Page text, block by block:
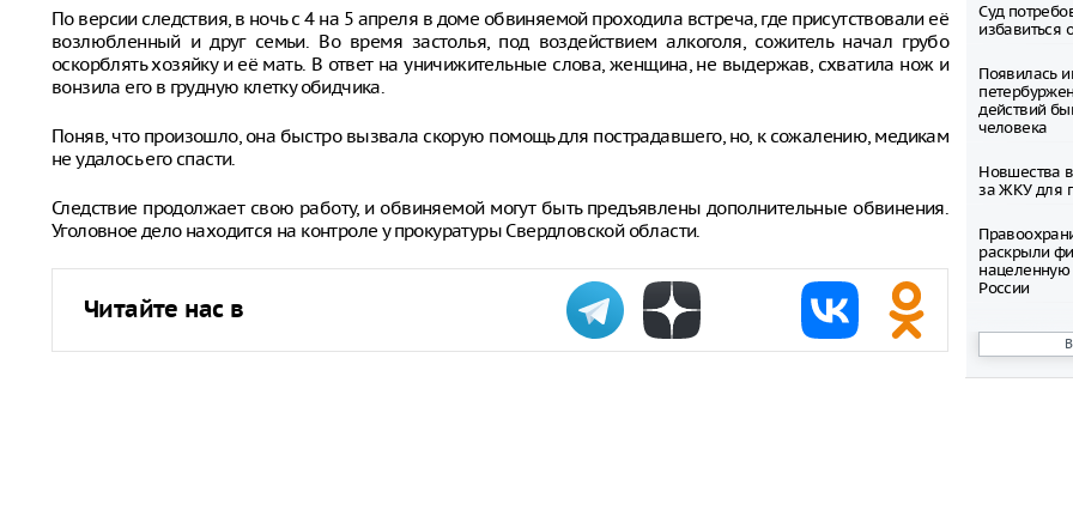
По версии следствия, в ночь с 4 на 5 апреля в доме обвиняемой проходила встреча, где присутствовали её
возлюбленный и друг семьи. Во время застолья, под воздействием алкоголя, сожитель начал грубо
оскорблять хозяйку и её мать. В ответ на уничижительные слова, женщина, не выдержав, схватила нож и
вонзила его в грудную клетку обидчика.
Поняв, что произошло, она быстро вызвала скорую помощь для пострадавшего, но, к сожалению, медикам
не удалось его спасти.
Следствие продолжает свою работу, и обвиняемой могут быть предъявлены дополнительные обвинения.
Уголовное дело находится на контроле у прокуратуры Свердловской области.
Читайте нас в
Суд
избавиться
Появилась
действий
человека
Новшества
за ЖКУ для
раскрыли
нацеленную
России
Северные